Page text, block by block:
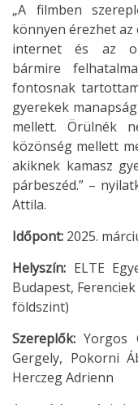
„A filmben
könnyen érezhet
internet és az
bármire
fontosnak
gyerekek
mellett. Örülnék
közönség mellett
akiknek kamasz
párbeszéd.” –
Attila.
Időpont: 2025.
Helyszín: ELTE
Budapest,
földszint)
Szereplők: Yorgos
Gergely, Pokorni
Herczeg Adrienn